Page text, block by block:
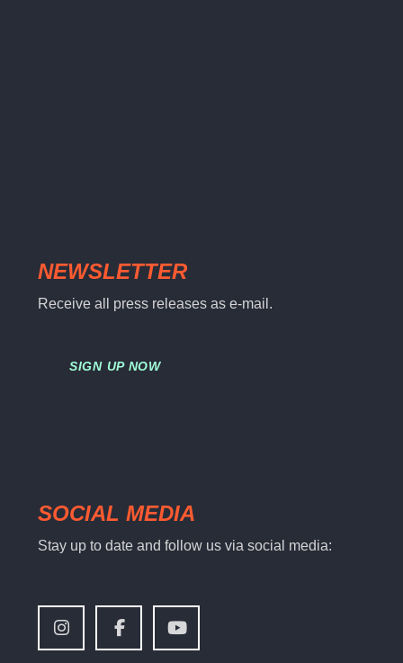
NEWSLETTER
Receive all press releases as e-mail.
SIGN UP NOW
SOCIAL MEDIA
Stay up to date and follow us via social media: